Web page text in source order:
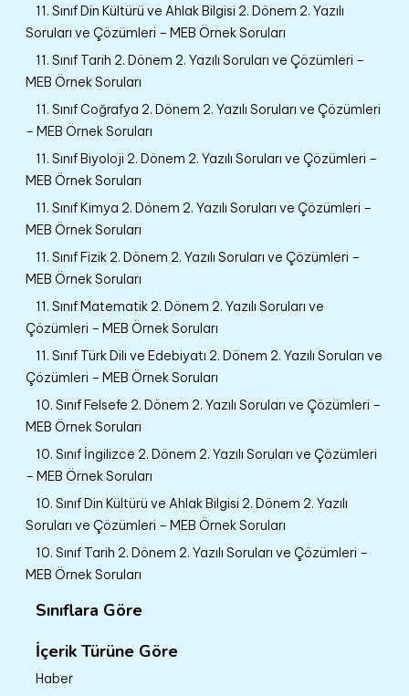
11. Sınıf Din Kültürü ve Ahlak Bilgisi 2. Dönem 2. Yazılı
Soruları ve Çözümleri – MEB Örnek Soruları
11. Sınıf Tarih 2. Dönem 2. Yazılı Soruları ve Çözümleri –
MEB Örnek Soruları
11. Sınıf Coğrafya 2. Dönem 2. Yazılı Soruları ve Çözümleri
– MEB Örnek Soruları
11. Sınıf Biyoloji 2. Dönem 2. Yazılı Soruları ve Çözümleri –
MEB Örnek Soruları
11. Sınıf Kimya 2. Dönem 2. Yazılı Soruları ve Çözümleri –
MEB Örnek Soruları
11. Sınıf Fizik 2. Dönem 2. Yazılı Soruları ve Çözümleri –
MEB Örnek Soruları
11. Sınıf Matematik 2. Dönem 2. Yazılı Soruları ve
Çözümleri – MEB Örnek Soruları
11. Sınıf Türk Dili ve Edebiyatı 2. Dönem 2. Yazılı Soruları ve
Çözümleri – MEB Örnek Soruları
10. Sınıf Felsefe 2. Dönem 2. Yazılı Soruları ve Çözümleri –
MEB Örnek Soruları
10. Sınıf İngilizce 2. Dönem 2. Yazılı Soruları ve Çözümleri
– MEB Örnek Soruları
10. Sınıf Din Kültürü ve Ahlak Bilgisi 2. Dönem 2. Yazılı
Soruları ve Çözümleri – MEB Örnek Soruları
10. Sınıf Tarih 2. Dönem 2. Yazılı Soruları ve Çözümleri –
MEB Örnek Soruları
Sınıflara Göre
İçerik Türüne Göre
Haber